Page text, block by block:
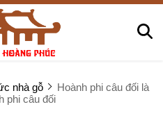
nhà gỗ
Hoành phi câu đối là
phi câu đối